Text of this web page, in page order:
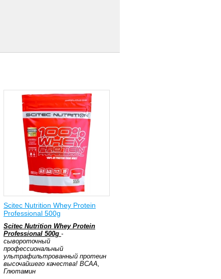
Scitec Nutrition Whey Protein
Professional 500g
Scitec Nutrition Whey Protein
Professional 500g -
сывороточный
профессиональный
ультрафильтрованный протеин
высочайшего качества! ВСАА,
Глютамин